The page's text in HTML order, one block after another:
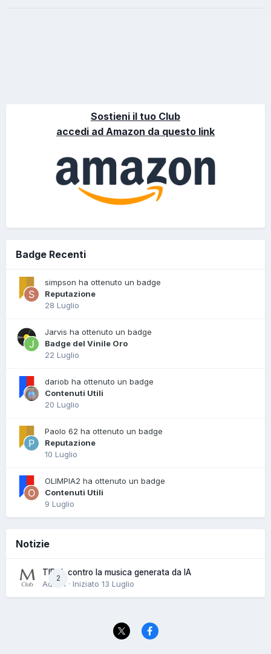
Sostieni il tuo Club
accedi ad Amazon da questo link
Badge Recenti
simpson ha ottenuto un badge
Reputazione
28 Luglio
Jarvis ha ottenuto un badge
Badge del Vinile Oro
22 Luglio
dariob ha ottenuto un badge
Contenuti Utili
20 Luglio
Paolo 62 ha ottenuto un badge
Reputazione
10 Luglio
OLIMPIA2 ha ottenuto un badge
Contenuti Utili
9 Luglio
Notizie
2
TIDAL contro la musica generata da IA
Admin · Iniziato 13 Luglio